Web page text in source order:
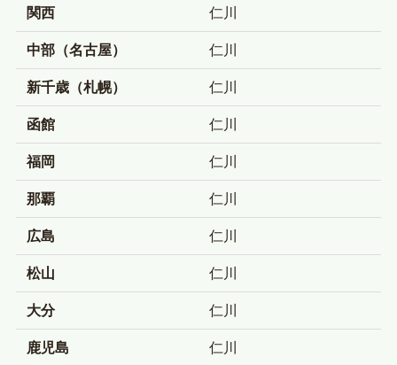
関西 仁川
中部（名古屋） 仁川
新千歳（札幌） 仁川
函館 仁川
福岡 仁川
那覇 仁川
広島 仁川
松山 仁川
大分 仁川
鹿児島 仁川